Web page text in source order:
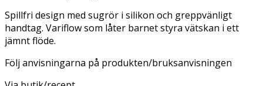
Spillfri design med sugrör i silikon och greppvänligt
handtag. Variflow som låter barnet styra vätskan i ett
jämnt flöde.
Följ anvisningarna på produkten/bruksanvisningen